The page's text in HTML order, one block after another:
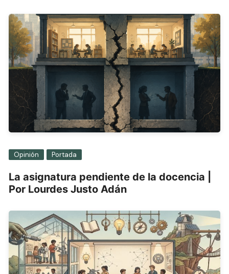
Opinión Portada
La asignatura pendiente de la docencia |
Por Lourdes Justo Adán